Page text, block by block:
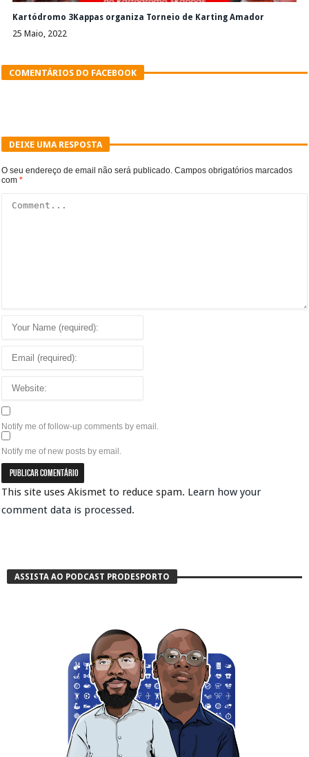
Kartódromo 3Kappas organiza Torneio de Karting Amador
25 Maio, 2022
COMENTÁRIOS DO FACEBOOK
DEIXE UMA RESPOSTA
O seu endereço de email não será publicado. Campos obrigatórios marcados
com*
Notify me of follow-up comments by email.
Notify me of new posts by email.
This site uses Akismet to reduce spam. Learn how your
comment data is processed.
ASSISTA AO PODCAST PRODESPORTO